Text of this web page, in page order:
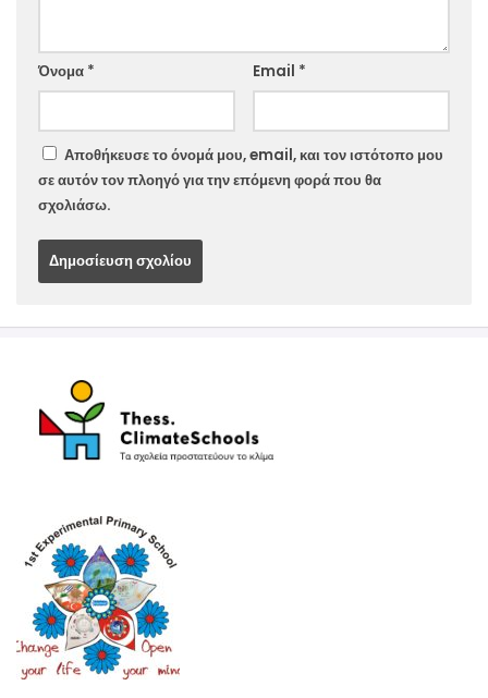
Όνομα * Email *
Website
Αποθήκευσε το όνομά μου, email, και τον ιστότοπο μου
σε αυτόν τον πλοηγό για την επόμενη φορά που θα
σχολιάσω.